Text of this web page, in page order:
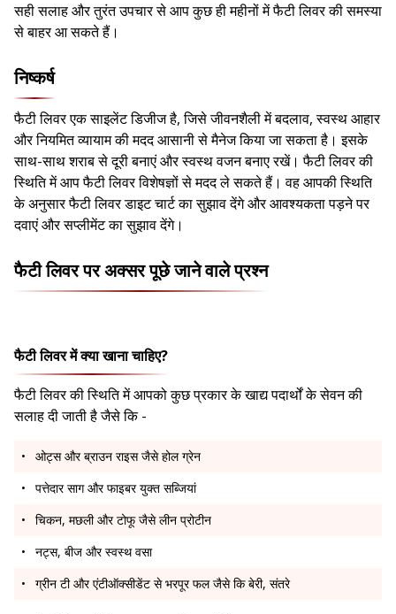
सही सलाह और तुरंत उपचार से आप कुछ ही महीनों में फैटी लिवर की समस्या
से बाहर आ सकते हैं।
निष्कर्ष
फैटी लिवर एक साइलेंट डिजीज है, जिसे जीवनशैली में बदलाव, स्वस्थ आहार
और नियमित व्यायाम की मदद आसानी से मैनेज किया जा सकता है। इसके
साथ-साथ शराब से दूरी बनाएं और स्वस्थ वजन बनाए रखें। फैटी लिवर की
स्थिति में आप फैटी लिवर विशेषज्ञों से मदद ले सकते हैं। वह आपकी स्थिति
के अनुसार फैटी लिवर डाइट चार्ट का सुझाव देंगे और आवश्यकता पड़ने पर
दवाएं और सप्लीमेंट का सुझाव देंगे।
फैटी लिवर पर अक्सर पूछे जाने वाले प्रश्न
फैटी लिवर में क्या खाना चाहिए?
फैटी लिवर की स्थिति में आपको कुछ प्रकार के खाद्य पदार्थों के सेवन की
सलाह दी जाती है जैसे कि -
ओट्स और ब्राउन राइस जैसे होल ग्रेन
पत्तेदार साग और फाइबर युक्त सब्जियां
चिकन, मछली और टोफू जैसे लीन प्रोटीन
नट्स, बीज और स्वस्थ वसा
ग्रीन टी और एंटीऑक्सीडेंट से भरपूर फल जैसे कि बेरी, संतरे